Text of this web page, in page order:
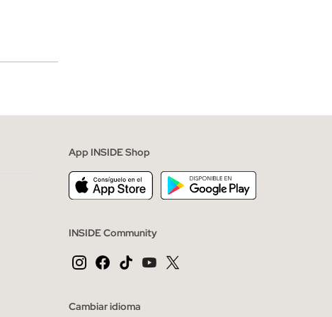
App INSIDE Shop
INSIDE Community
Cambiar idioma